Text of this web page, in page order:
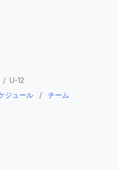
/ U-12
ジュール / チーム